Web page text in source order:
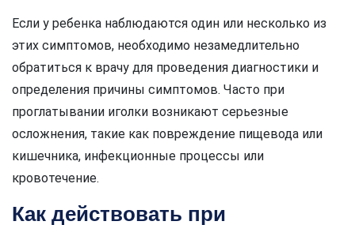
Если у ребенка наблюдаются один или несколько из
этих симптомов, необходимо незамедлительно
обратиться к врачу для проведения диагностики и
определения причины симптомов. Часто при
проглатывании иголки возникают серьезные
осложнения, такие как повреждение пищевода или
кишечника, инфекционные процессы или
кровотечение.
Как действовать при